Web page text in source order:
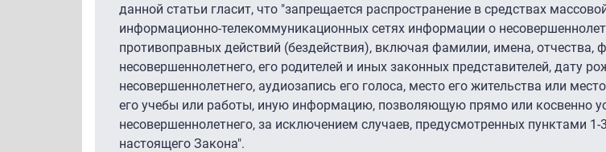
данной статьи гласит, что "запрещается распространение в средствах
информационно-телекоммуникационных сетях информации о
противоправных действий (бездействия), включая фамилии, имена, отчества,
несовершеннолетнего, его родителей и иных законных представителей, дату
несовершеннолетнего, аудиозапись его голоса, место его жительства или
его учебы или работы, иную информацию, позволяющую прямо или косвенно
несовершеннолетнего, за исключением случаев, предусмотренных пунктами 1-
настоящего Закона".